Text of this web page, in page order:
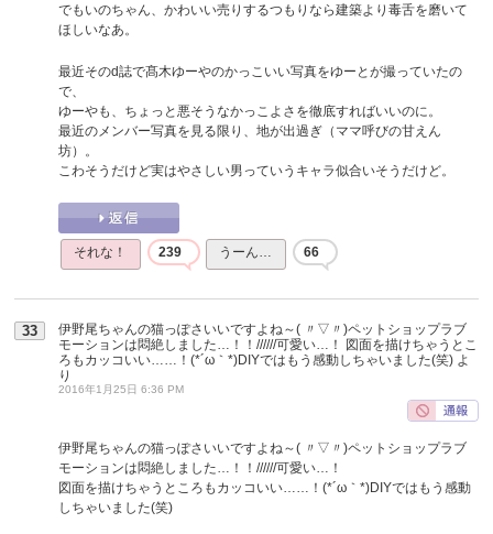
でもいのちゃん、かわいい売りするつもりなら建築より毒舌を磨いて
ほしいなあ。
最近そのd誌で髙木ゆーやのかっこいい写真をゆーとが撮っていたの
で、
ゆーやも、ちょっと悪そうなかっこよさを徹底すればいいのに。
最近のメンバー写真を見る限り、地が出過ぎ（ママ呼びの甘えん
坊）。
こわそうだけど実はやさしい男っていうキャラ似合いそうだけど。
それな！ 239 うーん… 66
33
伊野尾ちゃんの猫っぽさいいですよね～( 〃▽〃)ペットショップラブ
モーションは悶絶しました…！！//////可愛い…！ 図面を描けちゃうとこ
ろもカッコいい……！(*´ω｀*)DIYではもう感動しちゃいました(笑) よ
り
2016年1月25日 6:36 PM
伊野尾ちゃんの猫っぽさいいですよね～( 〃▽〃)ペットショップラブ
モーションは悶絶しました…！！//////可愛い…！
図面を描けちゃうところもカッコいい……！(*´ω｀*)DIYではもう感動
しちゃいました(笑)